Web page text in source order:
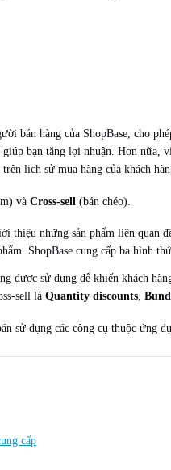
bán hàng của ShopBase, cho
bạn tăng lợi nhuận. Hơn nữa,
lịch sử mua hàng của khách
và Cross-sell (bán chéo).
thiệu những sản phẩm liên quan
ShopBase cung cấp ba hình
được sử dụng để khiến khách
sell là Quantity discounts,
sử dụng các công cụ thuộc ứng
cấp